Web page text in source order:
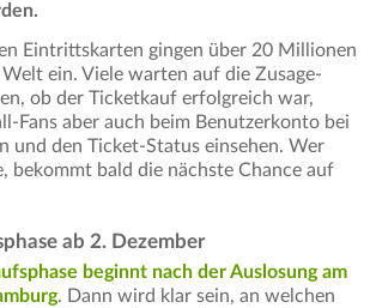
Eintrittskarten gingen über 20 Millionen
ein. Viele warten auf die Zusage-
ob der Ticketkauf erfolgreich war,
Fans aber auch beim Benutzerkonto bei
und den Ticket-Status einsehen. Wer
bekommt bald die nächste Chance auf
ab 2. Dezember
beginnt nach der Auslosung am
. Dann wird klar sein, an welchen